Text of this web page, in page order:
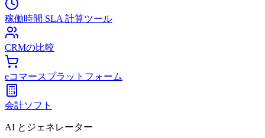
稼働時間 SLA 計算ツール
CRMの比較
eコマースプラットフォーム
会計ソフト
AI とジェネレーター